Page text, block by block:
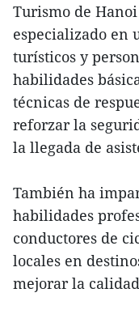
Turismo de
especializado en
turísticos y
habilidades
técnicas de
reforzar la
la llegada de
También ha
habilidades
conductores de
locales en
mejorar la